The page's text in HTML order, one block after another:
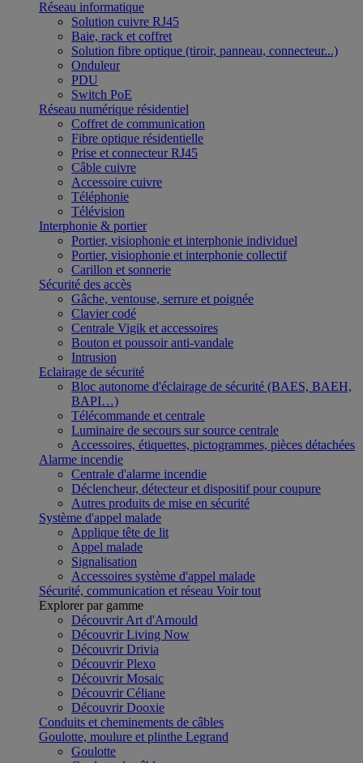
Réseau informatique
Solution cuivre RJ45
Baie, rack et coffret
Solution fibre optique (tiroir, panneau, connecteur...)
Onduleur
PDU
Switch PoE
Réseau numérique résidentiel
Coffret de communication
Fibre optique résidentielle
Prise et connecteur RJ45
Câble cuivre
Accessoire cuivre
Téléphonie
Télévision
Interphonie & portier
Portier, visiophonie et interphonie individuel
Portier, visiophonie et interphonie collectif
Carillon et sonnerie
Sécurité des accès
Gâche, ventouse, serrure et poignée
Clavier codé
Centrale Vigik et accessoires
Bouton et poussoir anti-vandale
Intrusion
Eclairage de sécurité
Bloc autonome d'éclairage de sécurité (BAES, BAEH,
BAPI…)
Télécommande et centrale
Luminaire de secours sur source centrale
Accessoires, étiquettes, pictogrammes, pièces détachées
Alarme incendie
Centrale d'alarme incendie
Déclencheur, détecteur et dispositif pour coupure
Autres produits de mise en sécurité
Système d'appel malade
Applique tête de lit
Appel malade
Signalisation
Accessoires système d'appel malade
Sécurité, communication et réseau Voir tout
Explorer par gamme
Découvrir Art d'Arnould
Découvrir Living Now
Découvrir Drivia
Découvrir Plexo
Découvrir Mosaic
Découvrir Céliane
Découvrir Dooxie
Conduits et cheminements de câbles
Goulotte, moulure et plinthe Legrand
Goulotte